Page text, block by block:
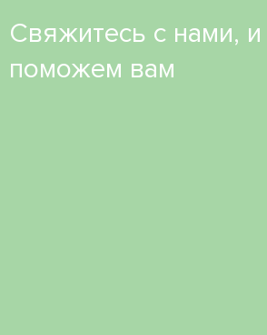
Свяжитесь с нами,
поможем вам